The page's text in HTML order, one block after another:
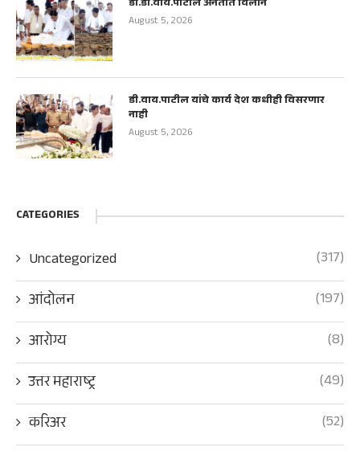
डॉ.डी.वाय.पाटील अनंतात विलीन
August 5, 2026
डी.वाय.पाटील यांचे कार्य देश कधीही विसरणार
नाही
August 5, 2026
CATEGORIES
Uncategorized
(317)
आंदोलन
(197)
आरोग्य
(8)
उत्तर महाराष्ट्र
(49)
करिअर
(52)